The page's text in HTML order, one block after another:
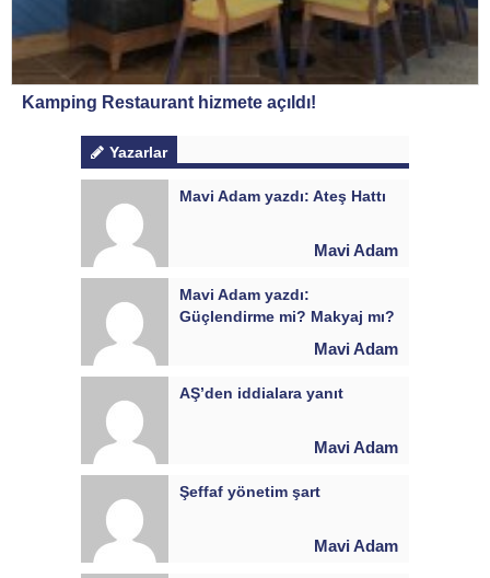
Kamping Restaurant hizmete açıldı!
Yazarlar
Mavi Adam yazdı: Ateş Hattı
Mavi Adam
Mavi Adam yazdı:
Güçlendirme mi? Makyaj mı?
Mavi Adam
AŞ’den iddialara yanıt
Mavi Adam
Şeffaf yönetim şart
Mavi Adam